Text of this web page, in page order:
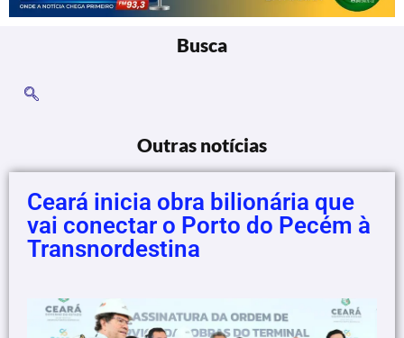
Busca
Outras notícias
Ceará inicia obra bilionária que
vai conectar o Porto do Pecém à
Transnordestina